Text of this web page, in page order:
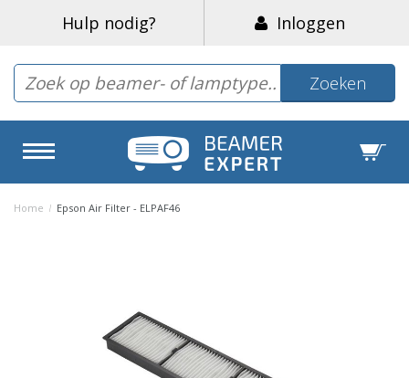
Hulp nodig? Inloggen
Zoeken
Home / Epson Air Filter - ELPAF46